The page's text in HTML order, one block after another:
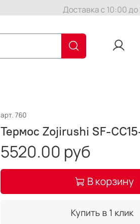
Доставка с 10:00
арт.760
Термос Zojirushi SF-
5520.00 руб
В корзину
Купить в 1 клик